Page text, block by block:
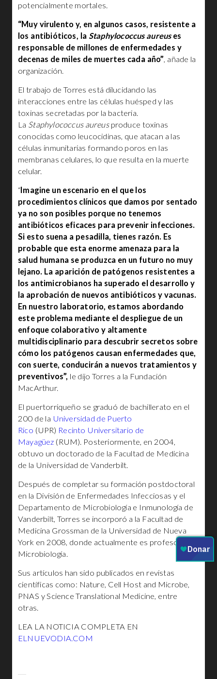
potencialmente mortales.
“Muy virulento y, en algunos casos, resistente a
los antibióticos, la Staphylococcus aureuses
responsable de millones de enfermedades y
decenas de miles de muertes cada año”, añade la
organización.
El trabajo de Torres está dilucidando las
interacciones entre las células huésped y las
toxinas secretadas por la bacteria.
La Staphylococcus aureus produce toxinas
conocidas como leucocidinas, que atacan a las
células inmunitarias formando poros en las
membranas celulares, lo que resulta en la muerte
celular.
“ Imagine un escenario en el que los
procedimientos clínicos que damos por sentado
ya no son posibles porque no tenemos
antibióticos eficaces para prevenir infecciones.
Si esto suena a pesadilla, tienes razón. Es
probable que esta enorme amenaza para la
salud humana se produzca en un futuro no muy
lejano. La aparición de patógenos resistentes a
los antimicrobianos ha superado el desarrollo y
la aprobación de nuevos antibióticos y vacunas.
En nuestro laboratorio, estamos abordando
este problema mediante el despliegue de un
enfoque colaborativo y altamente
multidisciplinario para descubrir secretos sobre
cómo los patógenos causan enfermedades que,
con suerte, conducirán a nuevos tratamientos y
preventivos”, le dijo Torres a la Fundación
MacArthur.
El puertorriqueño se graduó de bachillerato en el
200 de la Universidad de Puerto
Rico (UPR) Recinto Universitario de
Mayagüez (RUM). Posteriormente, en 2004,
obtuvo un doctorado de la Facultad de Medicina
de la Universidad de Vanderbilt.
Después de completar su formación postdoctoral
en la División de Enfermedades Infecciosas y el
Departamento de Microbiología e Inmunología de
Vanderbilt, Torres se incorporó a la Facultad de
Medicina Grossman de la Universidad de Nueva
York en 2008, donde actualmente es profesor de
Microbiología.
Sus artículos han sido publicados en revistas
científicas como: Nature, Cell Host and Microbe,
PNAS y Science Translational Medicine, entre
otras.
LEA LA NOTICIA COMPLETA EN
ELNUEVODIA.COM